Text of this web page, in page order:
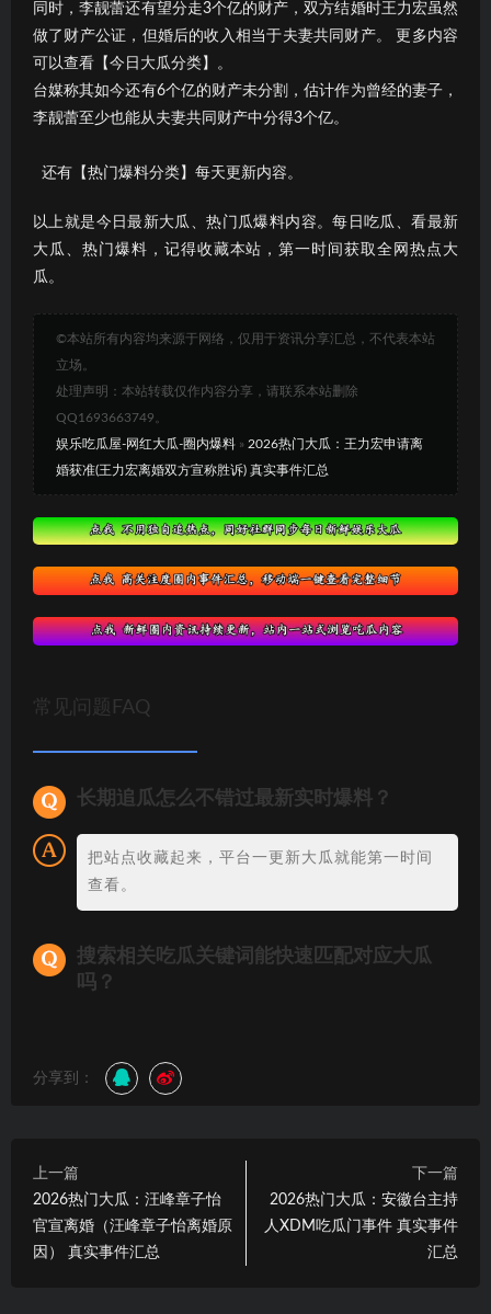
同时，李靓蕾还有望分走3个亿的财产，双方结婚时王力宏虽然
做了财产公证，但婚后的收入相当于夫妻共同财产。 更多内容
可以查看【今日大瓜分类】。
台媒称其如今还有6个亿的财产未分割，估计作为曾经的妻子，
李靓蕾至少也能从夫妻共同财产中分得3个亿。
还有【热门爆料分类】每天更新内容。
以上就是今日最新大瓜、热门瓜爆料内容。每日吃瓜、看最新
大瓜、热门爆料，记得收藏本站，第一时间获取全网热点大
瓜。
©本站所有内容均来源于网络，仅用于资讯分享汇总，不代表本站
立场。
处理声明：本站转载仅作内容分享，请联系本站删除
QQ1693663749。
娱乐吃瓜屋-网红大瓜-圈内爆料 » 2026热门大瓜：王力宏申请离
婚获准(王力宏离婚双方宣称胜诉) 真实事件汇总
常见问题FAQ
长期追瓜怎么不错过最新实时爆料？
把站点收藏起来，平台一更新大瓜就能第一时间
查看。
搜索相关吃瓜关键词能快速匹配对应大瓜
吗？
分享到：
上一篇
2026热门大瓜：汪峰章子怡
官宣离婚（汪峰章子怡离婚原
因） 真实事件汇总
下一篇
2026热门大瓜：安徽台主持
人XDM吃瓜门事件 真实事件
汇总